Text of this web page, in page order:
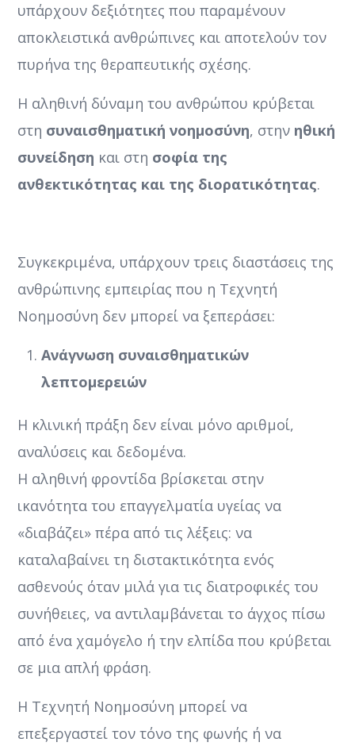
υπάρχουν δεξιότητες που παραμένουν
αποκλειστικά ανθρώπινες και αποτελούν τον
πυρήνα της θεραπευτικής σχέσης.
Η αληθινή δύναμη του ανθρώπου κρύβεται
στη συναισθηματική νοημοσύνη, στην ηθική
συνείδηση και στη σοφία της
ανθεκτικότητας και της διορατικότητας.
Συγκεκριμένα, υπάρχουν τρεις διαστάσεις της
ανθρώπινης εμπειρίας που η Τεχνητή
Νοημοσύνη δεν μπορεί να ξεπεράσει:
Ανάγνωση συναισθηματικών
λεπτομερειών
Η κλινική πράξη δεν είναι μόνο αριθμοί,
αναλύσεις και δεδομένα.
Η αληθινή φροντίδα βρίσκεται στην
ικανότητα του επαγγελματία υγείας να
«διαβάζει» πέρα από τις λέξεις: να
καταλαβαίνει τη διστακτικότητα ενός
ασθενούς όταν μιλά για τις διατροφικές του
συνήθειες, να αντιλαμβάνεται το άγχος πίσω
από ένα χαμόγελο ή την ελπίδα που κρύβεται
σε μια απλή φράση.
Η Τεχνητή Νοημοσύνη μπορεί να
επεξεργαστεί τον τόνο της φωνής ή να